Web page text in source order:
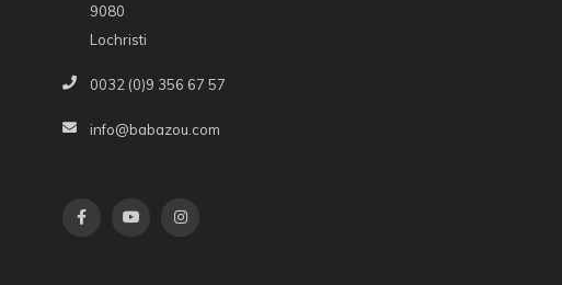
9080
Lochristi
0032 (0)9 356 67 57
info@babazou.com